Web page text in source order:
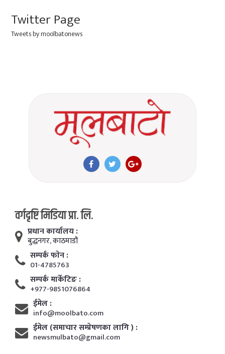
Twitter Page
Tweets by moolbatonews
वर्गदृष्टि मिडिया प्रा. लि.
प्रधान कार्यालय :
बुद्धनगर, काठमाडाैं
सम्पर्क फाेन :
01-4785763
सम्पर्क मार्केटिङ :
+977-9851076864
ईमेल :
info@moolbato.com
ईमेल (समाचार सम्प्रेषणका लागि ) :
newsmulbato@gmail.com